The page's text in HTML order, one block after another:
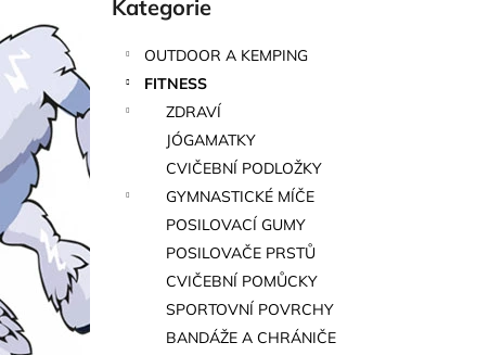
r
a
n
a
n
e
l
Přeskočit
kategorie
Kategorie
OUTDOOR A KEMPING
FITNESS
ZDRAVÍ
JÓGAMATKY
CVIČEBNÍ PODLOŽKY
GYMNASTICKÉ MÍČE
POSILOVACÍ GUMY
POSILOVAČE PRSTŮ
CVIČEBNÍ POMŮCKY
SPORTOVNÍ POVRCHY
BANDÁŽE A CHRÁNIČE
CARNOSPORT GEL 100 ML
899 Kč